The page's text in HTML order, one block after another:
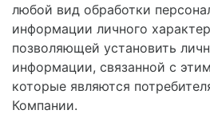
любой вид обработки
информации личного
позволяющей установить
информации, связанной с
которые являются
Компании.